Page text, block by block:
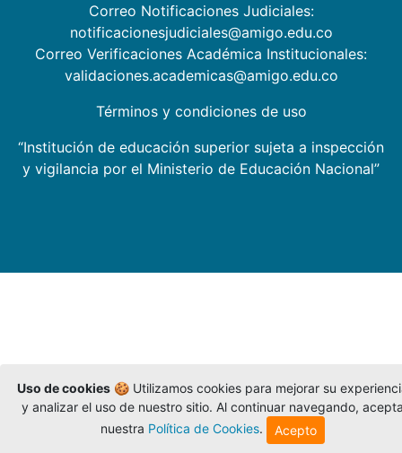
Correo Notificaciones Judiciales:
notificacionesjudiciales@amigo.edu.co
Correo Verificaciones Académica Institucionales:
validaciones.academicas@amigo.edu.co
Términos y condiciones de uso
“Institución de educación superior sujeta a inspección
y vigilancia por el Ministerio de Educación Nacional”
Uso de cookies 🍪 Utilizamos cookies para mejorar su
y analizar el uso de nuestro sitio. Al continuar navegando,
nuestra Política de Cookies. Acepto